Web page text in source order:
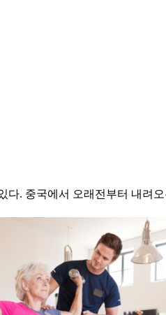
다. 중국에서 오래전부터 내려